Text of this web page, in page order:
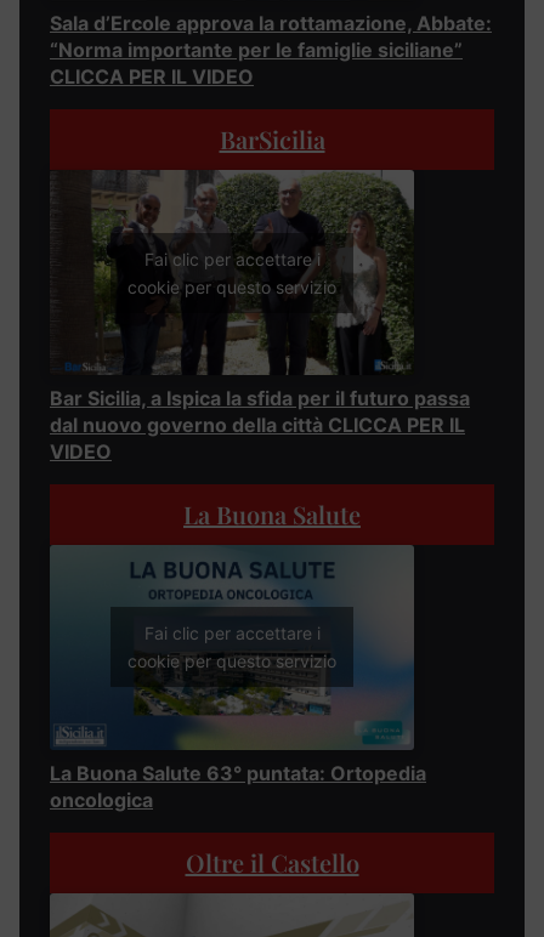
Sala d’Ercole approva la rottamazione, Abbate:
“Norma importante per le famiglie siciliane”
CLICCA PER IL VIDEO
BarSicilia
Fai clic per accettare i
cookie per questo servizio
Bar Sicilia, a Ispica la sfida per il futuro passa
dal nuovo governo della città CLICCA PER IL
VIDEO
La Buona Salute
Fai clic per accettare i
cookie per questo servizio
La Buona Salute 63° puntata: Ortopedia
oncologica
Oltre il Castello